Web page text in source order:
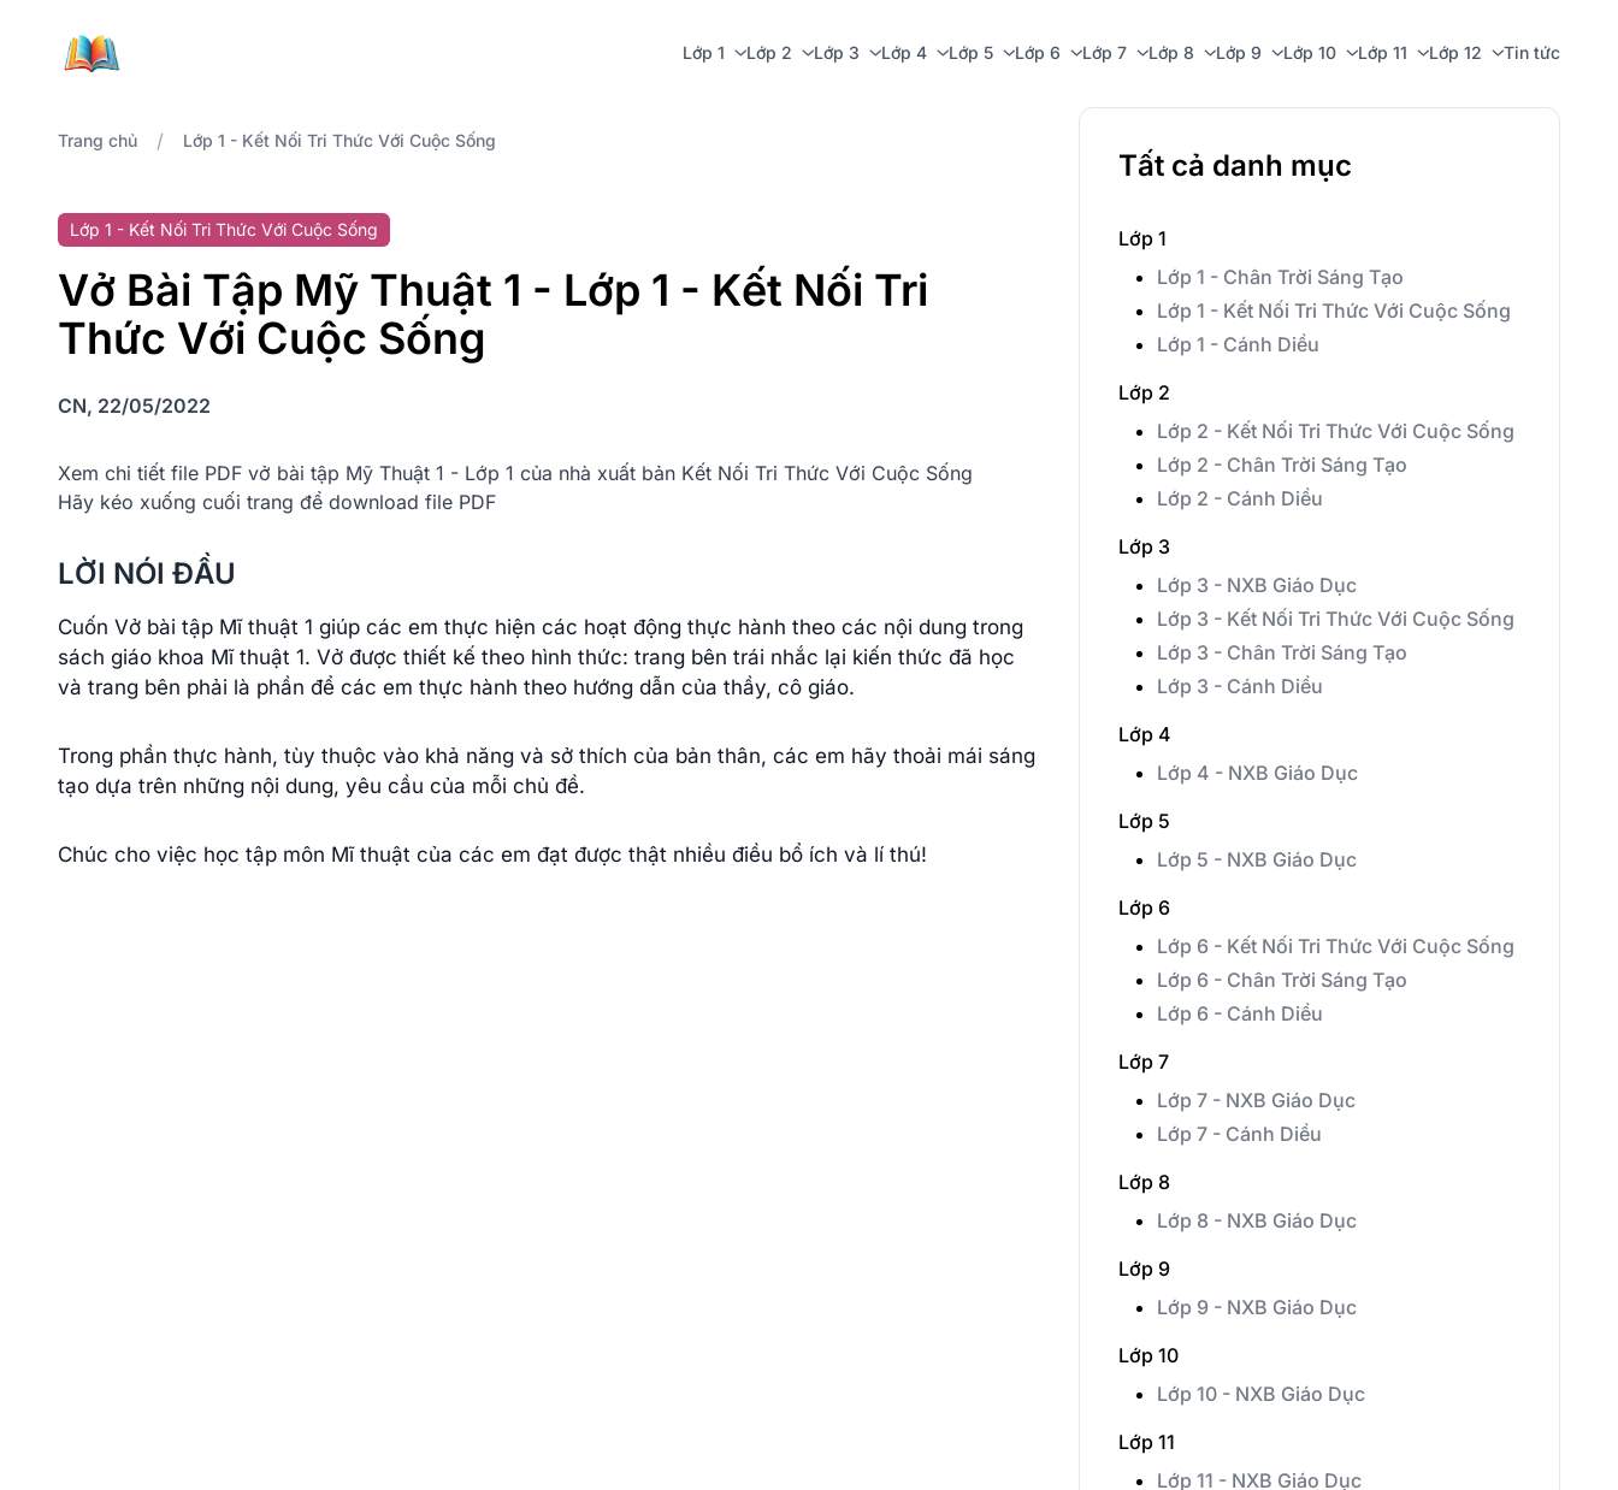
Lớp 1 Lớp 2 Lớp 3 Lớp 4 Lớp 5 Lớp 6 Lớp 7 Lớp 8 Lớp 9 Lớp 10 Lớp 11 Lớp 12 Tin tức
Trang chủ / Lớp 1 - Kết Nối Tri Thức Với Cuộc Sống
Lớp 1 - Kết Nối Tri Thức Với Cuộc Sống
Vở Bài Tập Mỹ Thuật 1 - Lớp 1 - Kết Nối Tri
Thức Với Cuộc Sống
CN, 22/05/2022
Xem chi tiết file PDF vở bài tập Mỹ Thuật 1 - Lớp 1 của nhà xuất bản Kết Nối Tri Thức Với Cuộc Sống
Hãy kéo xuống cuối trang để download file PDF
LỜI NÓI ĐẦU
Cuốn Vở bài tập Mĩ thuật 1 giúp các em thực hiện các hoạt động thực hành theo các nội dung trong
sách giáo khoa Mĩ thuật 1. Vở được thiết kế theo hình thức: trang bên trái nhắc lại kiến thức đã học
và trang bên phải là phần để các em thực hành theo hướng dẫn của thầy, cô giáo.
Trong phần thực hành, tùy thuộc vào khả năng và sở thích của bản thân, các em hãy thoải mái sáng
tạo dựa trên những nội dung, yêu cầu của mỗi chủ đề.
Chúc cho việc học tập môn Mĩ thuật của các em đạt được thật nhiều điều bổ ích và lí thú!
Tất cả danh mục
Lớp 1
Lớp 1 - Chân Trời Sáng Tạo
Lớp 1 - Kết Nối Tri Thức Với Cuộc Sống
Lớp 1 - Cánh Diều
Lớp 2
Lớp 2 - Kết Nối Tri Thức Với Cuộc Sống
Lớp 2 - Chân Trời Sáng Tạo
Lớp 2 - Cánh Diều
Lớp 3
Lớp 3 - NXB Giáo Dục
Lớp 3 - Kết Nối Tri Thức Với Cuộc Sống
Lớp 3 - Chân Trời Sáng Tạo
Lớp 3 - Cánh Diều
Lớp 4
Lớp 4 - NXB Giáo Dục
Lớp 5
Lớp 5 - NXB Giáo Dục
Lớp 6
Lớp 6 - Kết Nối Tri Thức Với Cuộc Sống
Lớp 6 - Chân Trời Sáng Tạo
Lớp 6 - Cánh Diều
Lớp 7
Lớp 7 - NXB Giáo Dục
Lớp 7 - Cánh Diều
Lớp 8
Lớp 8 - NXB Giáo Dục
Lớp 9
Lớp 9 - NXB Giáo Dục
Lớp 10
Lớp 10 - NXB Giáo Dục
Lớp 11
Lớp 11 - NXB Giáo Dục